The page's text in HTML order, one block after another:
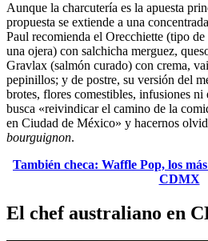
Aunque la charcutería es la apuesta
propuesta se extiende a una
Paul recomienda el Orecchiette (tipo
una ojera) con salchicha merguez,
Gravlax (salmón curado) con crema,
pepinillos; y de postre, su versión del
brotes, flores comestibles, infusiones ni
busca «reivindicar el camino de la
en Ciudad de México» y hacernos
bourguignon.
También checa: Waffle Pop, los
CDMX
El chef australiano en